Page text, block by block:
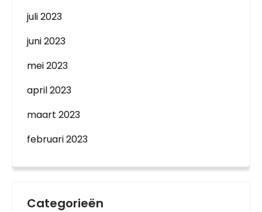
juli 2023
juni 2023
mei 2023
april 2023
maart 2023
februari 2023
Categorieën